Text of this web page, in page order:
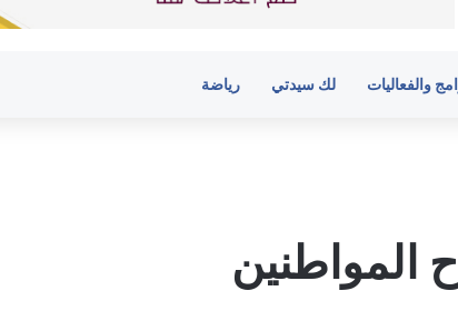
والفعاليات لك سيدتي رياضة
المواطنين